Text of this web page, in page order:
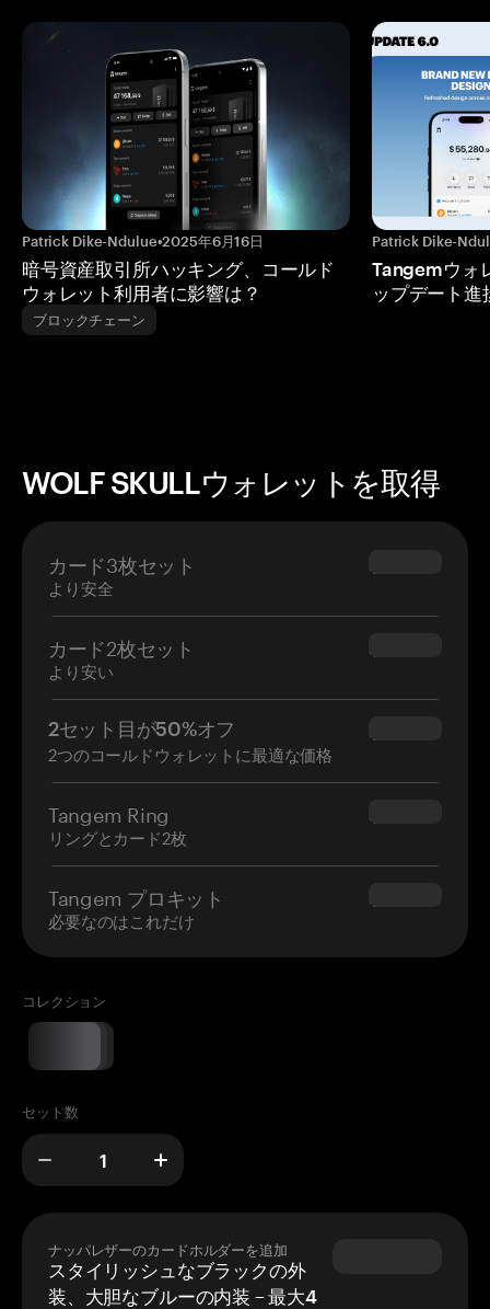
Patrick Dike-Ndulue•2025年6月16日
暗号資産取引所ハッキング、コールド
ウォレット利用者に影響は？
ブロックチェーン
Patrick Dike-
Tangemウォ
ップデート進
WOLF SKULLウォレットを取得
カード3枚セット
より安全
$69.90
カード2枚セット
より安い
$54.90
2セット目が50%オフ
2つのコールドウォレットに最適な価格
$34.95
Tangem Ring
リングとカード2枚
$160.00
Tangem プロキット
必要なのはこれだけ
$180.00
コレクション
セット数
ナッパレザーのカードホルダーを追加
スタイリッシュなブラックの外
装、大胆なブルーの内装 – 最大4